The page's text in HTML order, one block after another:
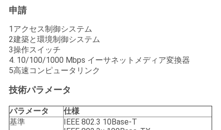
地
図
プ
ラ
イ
申請
1アクセス制御システム
2建築と環境制御システム
3操作スイッチ
4. 10/100/1000 Mbps イーサネットメディア変換器
5高速コンピュータリンク
技術パラメータ
パラメータ
仕様
基準
IEEE 802.3 10Base-T